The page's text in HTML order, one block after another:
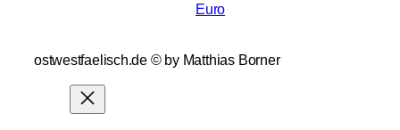
Euro
ostwestfaelisch.de ©️ by Matthias Borner